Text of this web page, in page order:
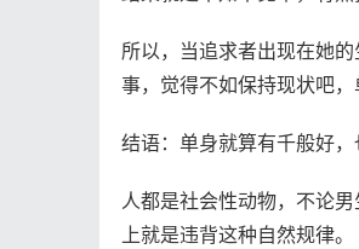
所以，当追求者出现在她
事，觉得不如保持现状吧，
结语：单身就算有千般好
人都是社会性动物，不论
上就是违背这种自然规律。